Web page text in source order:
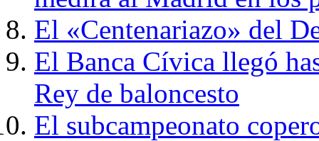
El «Centenariazo» del
El Banca Cívica llegó
Rey de baloncesto
El subcampeonato